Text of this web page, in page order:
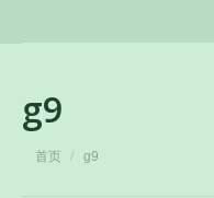
g9
您在这里：
首页 g9